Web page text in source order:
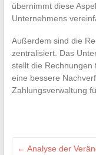
übernimmt diese
Unternehmens
Außerdem sind die
zentralisiert. Das
stellt die
eine bessere
Zahlungsverwaltung
← Analyse der